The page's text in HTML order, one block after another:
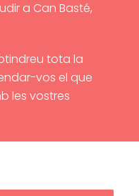
a Can Basté,
tota la
vos el que
les vostres